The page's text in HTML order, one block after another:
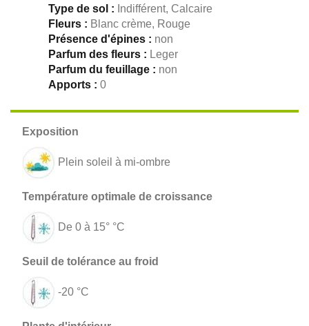
Type de sol : Indifférent, Calcaire
Fleurs : Blanc crème, Rouge
Présence d'épines : non
Parfum des fleurs : Leger
Parfum du feuillage : non
Apports : 0
Plein soleil à mi-ombre
De 0 à 15° °C
-20 °C